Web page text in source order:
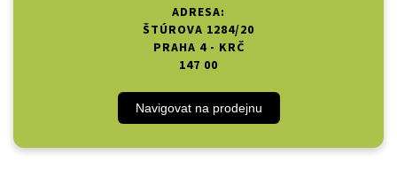
ADRESA:
ŠTÚROVA 1284/20
PRAHA 4 - KRČ
147 00
Navigovat na prodejnu